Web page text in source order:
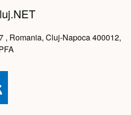
, Romania, Cluj-Napoca 400012,